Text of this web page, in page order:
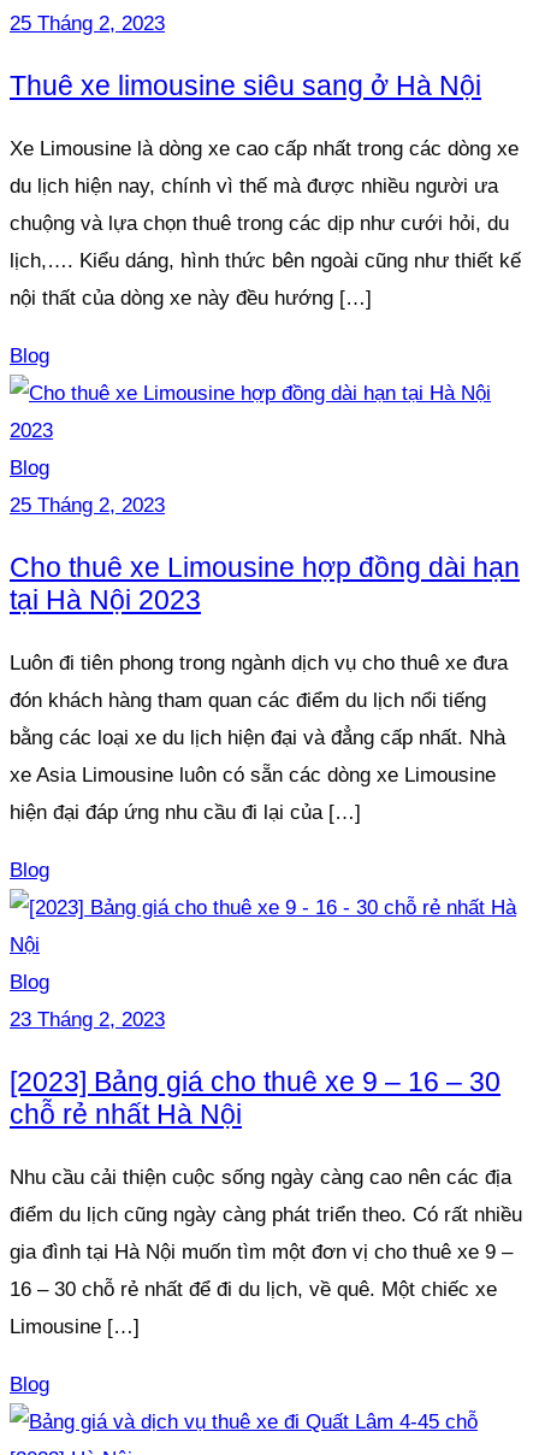
25 Tháng 2, 2023
Thuê xe limousine siêu sang ở Hà Nội
Xe Limousine là dòng xe cao cấp nhất trong các dòng xe
du lịch hiện nay, chính vì thế mà được nhiều người ưa
chuộng và lựa chọn thuê trong các dịp như cưới hỏi, du
lịch,…. Kiểu dáng, hình thức bên ngoài cũng như thiết kế
nội thất của dòng xe này đều hướng […]
Blog
Blog
25 Tháng 2, 2023
Cho thuê xe Limousine hợp đồng dài hạn
tại Hà Nội 2023
Luôn đi tiên phong trong ngành dịch vụ cho thuê xe đưa
đón khách hàng tham quan các điểm du lịch nổi tiếng
bằng các loại xe du lịch hiện đại và đẳng cấp nhất. Nhà
xe Asia Limousine luôn có sẵn các dòng xe Limousine
hiện đại đáp ứng nhu cầu đi lại của […]
Blog
Blog
23 Tháng 2, 2023
[2023] Bảng giá cho thuê xe 9 – 16 – 30
chỗ rẻ nhất Hà Nội
Nhu cầu cải thiện cuộc sống ngày càng cao nên các địa
điểm du lịch cũng ngày càng phát triển theo. Có rất nhiều
gia đình tại Hà Nội muốn tìm một đơn vị cho thuê xe 9 –
16 – 30 chỗ rẻ nhất để đi du lịch, về quê. Một chiếc xe
Limousine […]
Blog